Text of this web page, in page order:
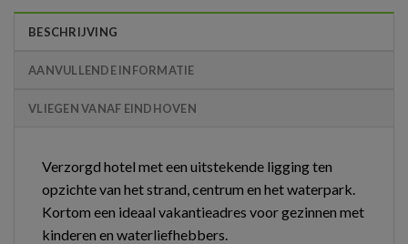
BESCHRIJVING
AANVULLENDE INFORMATIE
VLIEGEN VANAF EINDHOVEN
Verzorgd hotel met een uitstekende ligging ten
opzichte van het strand, centrum en het waterpark.
Kortom een ideaal vakantieadres voor gezinnen met
kinderen en waterliefhebbers.